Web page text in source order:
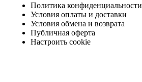
Политика конфиденциальности
Условия оплаты и доставки
Условия обмена и возврата
Публичная оферта
Настроить cookie